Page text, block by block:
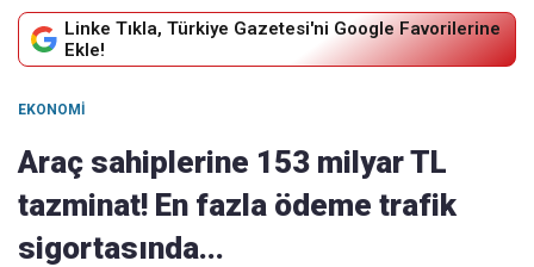
Linke Tıkla, Türkiye Gazetesi'ni Google Favorilerine
Ekle!
EKONOMI
Araç sahiplerine 153 milyar TL
tazminat! En fazla ödeme trafik
sigortasında...